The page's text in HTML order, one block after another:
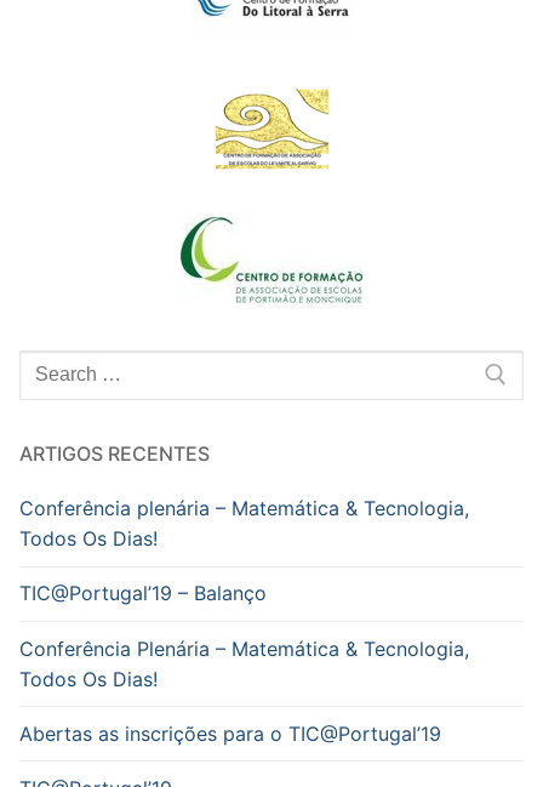
Pesquisar
por:
ARTIGOS RECENTES
Conferência plenária – Matemática & Tecnologia,
Todos Os Dias!
TIC@Portugal’19 – Balanço
Conferência Plenária – Matemática & Tecnologia,
Todos Os Dias!
Abertas as inscrições para o TIC@Portugal’19